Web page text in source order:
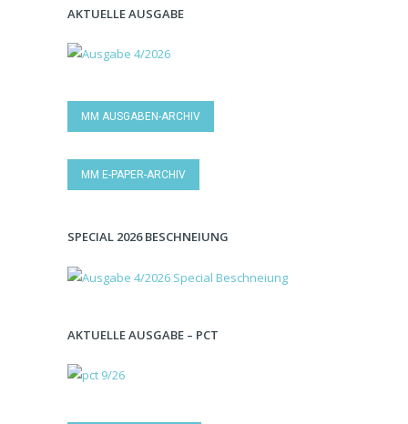
AKTUELLE AUSGABE
MM AUSGABEN-ARCHIV
MM E-PAPER-ARCHIV
SPECIAL 2026 BESCHNEIUNG
AKTUELLE AUSGABE – PCT